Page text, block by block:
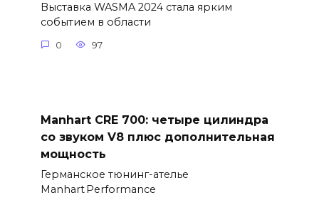
Выставка WASMA 2024 стала ярким
событием в области
0 97
Manhart CRE 700: четыре цилиндра
со звуком V8 плюс дополнительная
мощность
Германское тюнинг-ателье
Manhart Performance